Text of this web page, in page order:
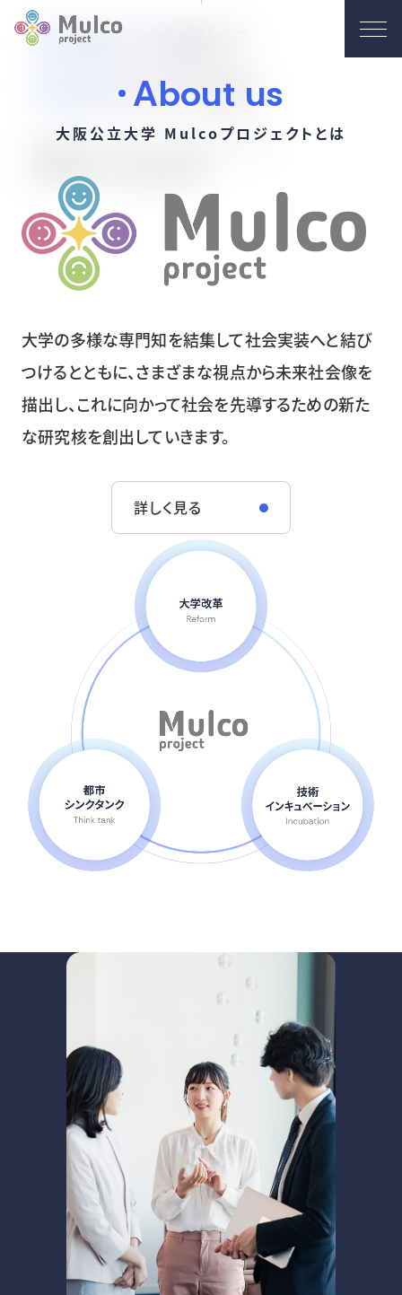
多様な
を切り拓 く
知を結集して社会へと結ぶプロジェクト
Mulco project
About us
大阪公立大学 Mulcoプロジェクトとは
大学の多様な専門知を結集して社会実装へと結び
つけるとともに、さまざまな視点から未来社会像を
描出し、これに向かって社会を先導するための新た
な研究核を創出していきます。
詳しく見る